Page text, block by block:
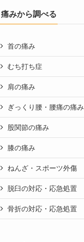
痛みから調べる
首の痛み
むち打ち症
肩の痛み
ぎっくり腰・腰痛の痛み
股関節の痛み
膝の痛み
ねんざ・スポーツ外傷
脱臼の対応・応急処置
骨折の対応・応急処置